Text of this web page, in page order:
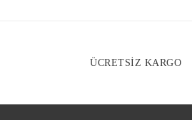
ÜCRETSİZ KARGO